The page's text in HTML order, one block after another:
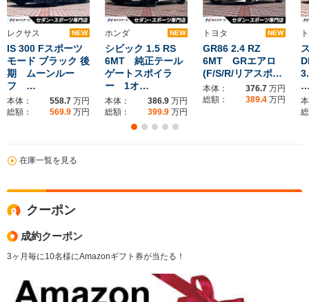
レクサス NEW
IS 300 Fスポーツ
モード ブラック 後
期 ムーンルー
フ …
本体： 558.7 万円
総額：
569.9 万円
ホンダ NEW
シビック 1.5 RS
6MT 純正テール
ゲートスポイラ
ー 1オ…
本体： 386.9 万円
総額：
399.9 万円
トヨタ NEW
GR86 2.4 RZ
6MT GRエアロ
(F/S/R/リアスポ…
本体： 376.7 万円
総額：
389.4 万円
在庫一覧を見る
クーポン
成約クーポン
3ヶ月毎に10名様にAmazonギフト券が当たる！